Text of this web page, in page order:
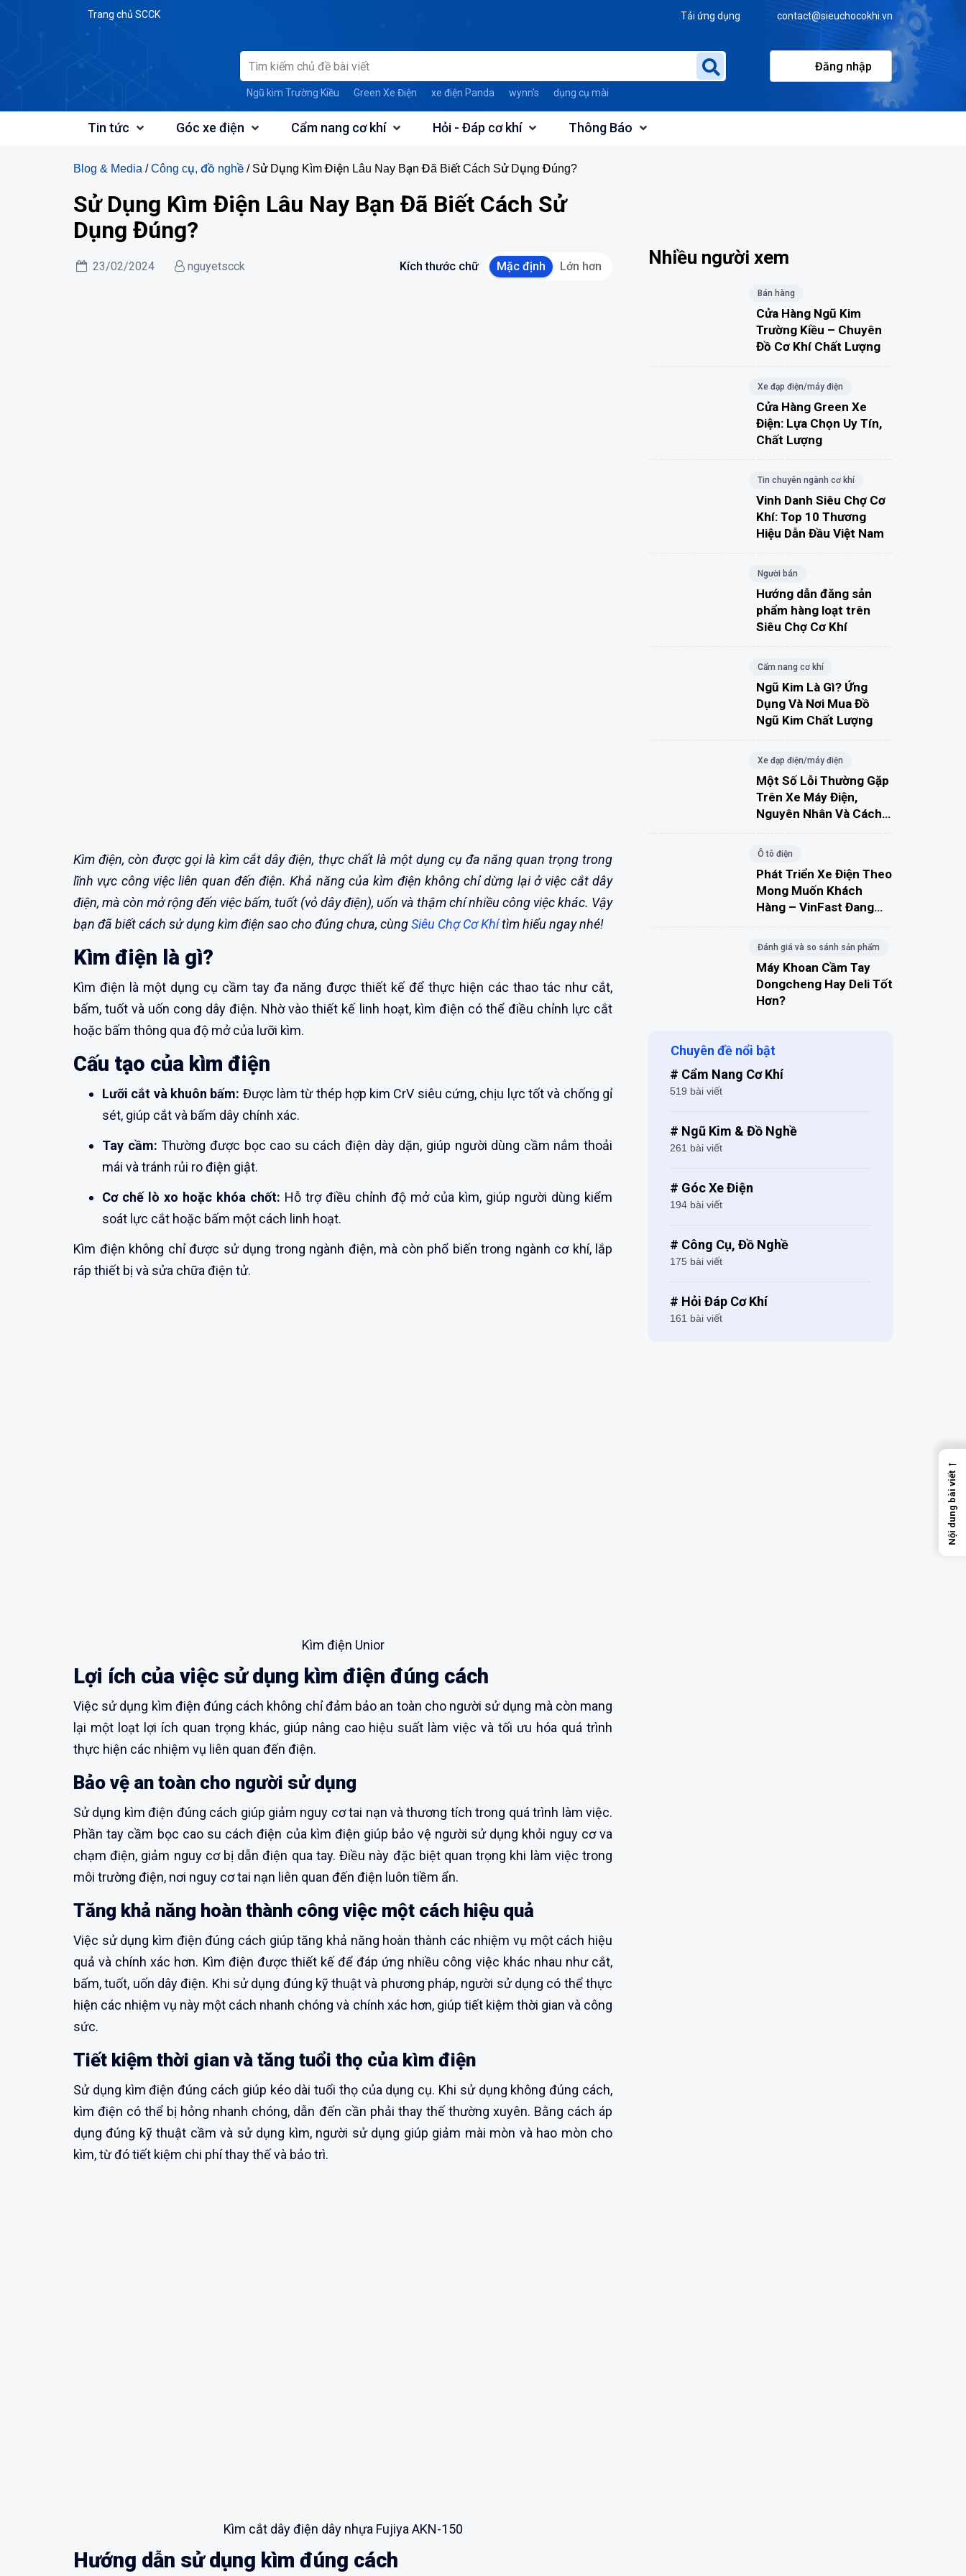
Trang chủ SCCK Tải ứng dụng contact@sieuchocokhi.vn
Ngũ kim Trường Kiều Green Xe Điện xe điện Panda wynn's dụng cụ mài
Đăng nhập
Tin tức Góc xe điện Cẩm nang cơ khí Hỏi - Đáp cơ khí Thông Báo
Blog & Media /Công cụ, đồ nghề / Sử Dụng Kìm Điện Lâu Nay Bạn Đã Biết Cách Sử Dụng Đúng?
Sử Dụng Kìm Điện Lâu Nay Bạn Đã Biết Cách Sử
Dụng Đúng?
23/02/2024 nguyetscck Kích thước chữ Mặc định Lớn hơn
Kìm điện, còn được gọi là kìm cắt dây điện, thực chất là một dụng cụ đa năng quan trọng trong
lĩnh vực công việc liên quan đến điện. Khả năng của kìm điện không chỉ dừng lại ở việc cắt dây
điện, mà còn mở rộng đến việc bấm, tuốt (vỏ dây điện), uốn và thậm chí nhiều công việc khác. Vậy
bạn đã biết cách sử dụng kìm điện sao cho đúng chưa, cùngSiêu Chợ Cơ Khítìm hiểu ngay nhé!
Kìm điện là gì?
Kìm điện là một dụng cụ cầm tay đa năng được thiết kế để thực hiện các thao tác như cắt,
bấm, tuốt và uốn cong dây điện. Nhờ vào thiết kế linh hoạt, kìm điện có thể điều chỉnh lực cắt
hoặc bấm thông qua độ mở của lưỡi kìm.
Cấu tạo của kìm điện
Lưỡi cắt và khuôn bấm: Được làm từ thép hợp kim CrV siêu cứng, chịu lực tốt và chống gỉ
sét, giúp cắt và bấm dây chính xác.
Tay cầm: Thường được bọc cao su cách điện dày dặn, giúp người dùng cầm nắm thoải
mái và tránh rủi ro điện giật.
Cơ chế lò xo hoặc khóa chốt: Hỗ trợ điều chỉnh độ mở của kìm, giúp người dùng kiểm
soát lực cắt hoặc bấm một cách linh hoạt.
Kìm điện không chỉ được sử dụng trong ngành điện, mà còn phổ biến trong ngành cơ khí, lắp
ráp thiết bị và sửa chữa điện tử.
Kìm điện Unior
Lợi ích của việc sử dụng kìm điện đúng cách
Việc sử dụng kìm điện đúng cách không chỉ đảm bảo an toàn cho người sử dụng mà còn mang
lại một loạt lợi ích quan trọng khác, giúp nâng cao hiệu suất làm việc và tối ưu hóa quá trình
thực hiện các nhiệm vụ liên quan đến điện.
Bảo vệ an toàn cho người sử dụng
Sử dụng kìm điện đúng cách giúp giảm nguy cơ tai nạn và thương tích trong quá trình làm việc.
Phần tay cầm bọc cao su cách điện của kìm điện giúp bảo vệ người sử dụng khỏi nguy cơ va
chạm điện, giảm nguy cơ bị dẫn điện qua tay. Điều này đặc biệt quan trọng khi làm việc trong
môi trường điện, nơi nguy cơ tai nạn liên quan đến điện luôn tiềm ẩn.
Tăng khả năng hoàn thành công việc một cách hiệu quả
Việc sử dụng kìm điện đúng cách giúp tăng khả năng hoàn thành các nhiệm vụ một cách hiệu
quả và chính xác hơn. Kìm điện được thiết kế để đáp ứng nhiều công việc khác nhau như cắt,
bấm, tuốt, uốn dây điện. Khi sử dụng đúng kỹ thuật và phương pháp, người sử dụng có thể thực
hiện các nhiệm vụ này một cách nhanh chóng và chính xác hơn, giúp tiết kiệm thời gian và công
sức.
Tiết kiệm thời gian và tăng tuổi thọ của kìm điện
Sử dụng kìm điện đúng cách giúp kéo dài tuổi thọ của dụng cụ. Khi sử dụng không đúng cách,
kìm điện có thể bị hỏng nhanh chóng, dẫn đến cần phải thay thế thường xuyên. Bằng cách áp
dụng đúng kỹ thuật cầm và sử dụng kìm, người sử dụng giúp giảm mài mòn và hao mòn cho
kìm, từ đó tiết kiệm chi phí thay thế và bảo trì.
Kìm cắt dây điện dây nhựa Fujiya AKN-150
Hướng dẫn sử dụng kìm đúng cách
Nhiều người xem
Bán hàng
Cửa Hàng Ngũ Kim
Trường Kiều – Chuyên
Đồ Cơ Khí Chất Lượng
Xe đạp điện/máy điện
Cửa Hàng Green Xe
Điện: Lựa Chọn Uy Tín,
Chất Lượng
Tin chuyên ngành cơ khí
Vinh Danh Siêu Chợ Cơ
Khí: Top 10 Thương
Hiệu Dẫn Đầu Việt Nam
Người bán
Hướng dẫn đăng sản
phẩm hàng loạt trên
Siêu Chợ Cơ Khí
Cẩm nang cơ khí
Ngũ Kim Là Gì? Ứng
Dụng Và Nơi Mua Đồ
Ngũ Kim Chất Lượng
Xe đạp điện/máy điện
Một Số Lỗi Thường Gặp
Trên Xe Máy Điện,
Nguyên Nhân Và Cách
Ô tô điện
Phát Triển Xe Điện Theo
Mong Muốn Khách
Hàng – VinFast Đang
Đánh giá và so sánh sản phẩm
Máy Khoan Cầm Tay
Dongcheng Hay Deli Tốt
Hơn?
Chuyên đề nổi bật
# Cẩm Nang Cơ Khí
519 bài viết
# Ngũ Kim & Đồ Nghề
261 bài viết
# Góc Xe Điện
194 bài viết
# Công Cụ, Đồ Nghề
175 bài viết
# Hỏi Đáp Cơ Khí
161 bài viết
←
Nội dung bài viết